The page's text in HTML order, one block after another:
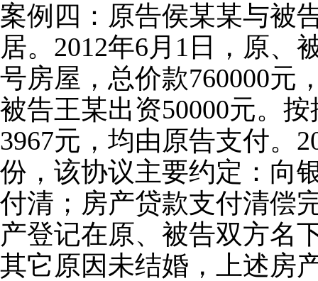
案例四：原告侯某某与被
居。2012年6月1日，原、
号房屋，总价款760000元
被告王某出资50000元。
3967元，均由原告支付。
份，该协议主要约定：向
付清；房产贷款支付清偿
产登记在原、被告双方名
其它原因未结婚，上述房